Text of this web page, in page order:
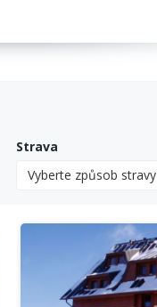
Strava
Vyberte způsob stravy